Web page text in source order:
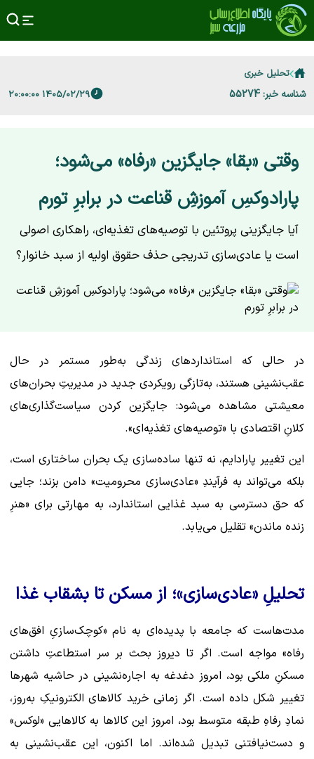
تحلیل خبری
شناسه خبر: 55274 ۱۴۰۵/۰۲/۲۹ ۲۰:۰۰:۰۰
وقتی «بقا» جایگزین «رفاه» می‌شود؛
پارادوکسِ آموزشِ قناعت در برابرِ تورم
آیا جایگزینی پروتئین با توصیه‌های تغذیه‌ای، راهکاری اصولی
است یا عادی‌سازی تدریجی حذف حقوق اولیه از سبد خانوار؟
در حالی که استانداردهای زندگی به‌طور مستمر در حال
عقب‌نشینی هستند، به‌تازگی رویکردی جدید در مدیریتِ بحران‌های
معیشتی مشاهده می‌شود: جایگزین کردن سیاست‌گذاری‌های
کلانِ اقتصادی با «توصیه‌های تغذیه‌ای».
این تغییر پارادایم، نه تنها ساده‌سازی یک بحران ساختاری است،
بلکه می‌تواند به فرآیندِ «عادی‌سازی محرومیت» دامن بزند؛ جایی
که حق دسترسی به سبد غذایی استاندارد، به مهارتی برای «هنرِ
زنده ماندن» تقلیل می‌یابد.
تحلیلِ «عادی‌سازی»؛ از مسکن تا بشقاب غذا
مدت‌هاست که جامعه با پدیده‌ای به نام «کوچک‌سازیِ افق‌های
رفاه» مواجه است. اگر تا دیروز بحث بر سر استطاعتِ داشتن
مسکنِ ملکی بود، امروز دغدغه به اجاره‌نشینی در حاشیه شهرها
تغییر شکل داده است. اگر زمانی خرید کالاهای الکترونیکِ به‌روز،
نمادِ رفاهِ طبقه متوسط بود، امروز این کالاها به کالاهایی «لوکس»
و دست‌نیافتنی تبدیل شده‌اند. اما اکنون، این عقب‌نشینی به